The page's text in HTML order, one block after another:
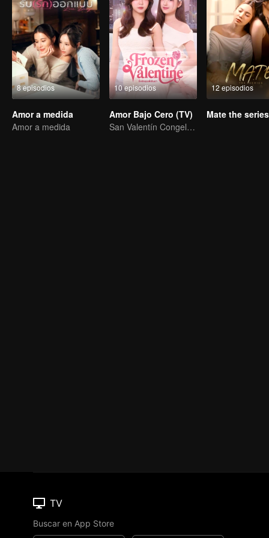
8 episodios
Amor a medida
Amor a medida
10 episodios
Amor Bajo Cero (TV)
San Valentín Congelado
12 episodios
TV
Buscar en App Store